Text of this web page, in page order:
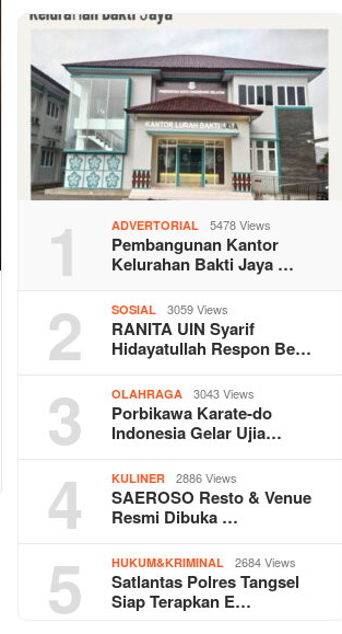
1 ADVERTORIAL 5478 Views
Pembangunan Kantor
Kelurahan Bakti Jaya …
2 SOSIAL 3059 Views
RANITA UIN Syarif
Hidayatullah Respon Be…
3 OLAHRAGA 3043 Views
Porbikawa Karate-do
Indonesia Gelar Ujia…
4 KULINER 2886 Views
SAEROSO Resto & Venue
Resmi Dibuka …
5 HUKUM&KRIMINAL 2684 Views
Satlantas Polres Tangsel
Siap Terapkan E…